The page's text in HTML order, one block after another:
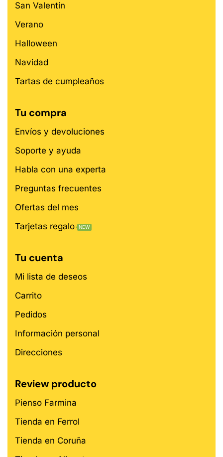
San Valentín
Verano
Halloween
Navidad
Tartas de cumpleaños
Tu compra
Envíos y devoluciones
Soporte y ayuda
Habla con una experta
Preguntas frecuentes
Ofertas del mes
Tarjetas regalo
NEW
Tu cuenta
Mi lista de deseos
Carrito
Pedidos
Información personal
Direcciones
Review producto
Pienso Farmina
Tienda en Ferrol
Tienda en Coruña